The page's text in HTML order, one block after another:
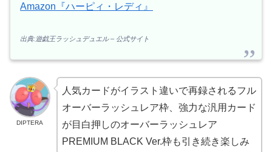
Amazon『ハーピィ・レディ』
出典:遊戯王ラッシュデュエル – 公式サイト
DIPTERA
人気カードがイラスト違いで再録されるフル
オーバーラッシュレア枠、強力な汎用カード
が目白押しのオーバーラッシュレア
PREMIUM BLACK Ver.枠も引き続き楽しみ